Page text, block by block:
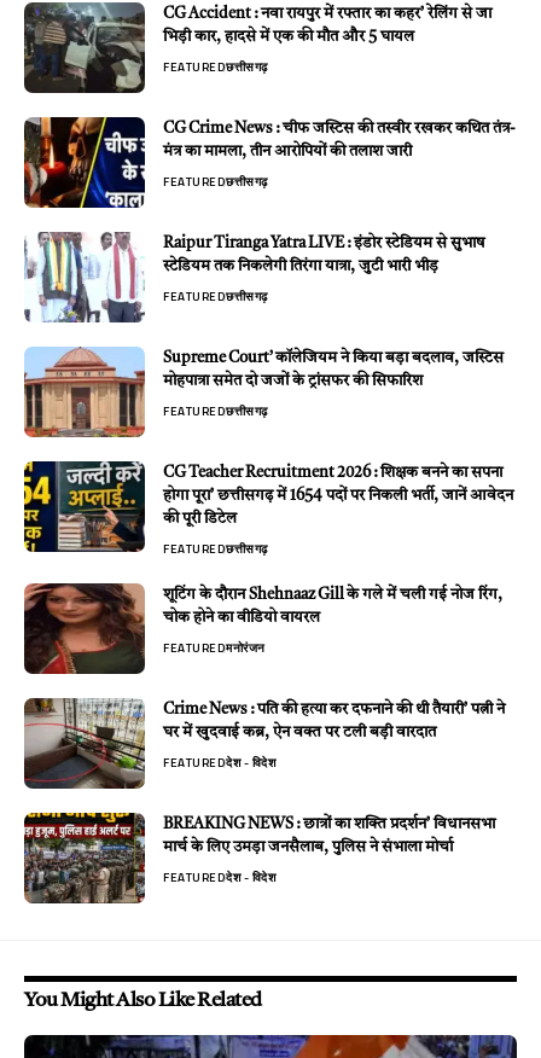
CG Accident : नवा रायपुर में रफ्तार का कहर’ रेलिंग से जा
भिड़ी कार, हादसे में एक की मौत और 5 घायल
FEATUREDछत्तीसगढ़
CG Crime News : चीफ जस्टिस की तस्वीर रखकर कथित तंत्र-
मंत्र का मामला, तीन आरोपियों की तलाश जारी
FEATUREDछत्तीसगढ़
Raipur Tiranga Yatra LIVE : इंडोर स्टेडियम से सुभाष
स्टेडियम तक निकलेगी तिरंगा यात्रा, जुटी भारी भीड़
FEATUREDछत्तीसगढ़
Supreme Court’ कॉलेजियम ने किया बड़ा बदलाव, जस्टिस
मोहपात्रा समेत दो जजों के ट्रांसफर की सिफारिश
FEATUREDछत्तीसगढ़
CG Teacher Recruitment 2026 : शिक्षक बनने का सपना
होगा पूरा’ छत्तीसगढ़ में 1654 पदों पर निकली भर्ती, जानें आवेदन
की पूरी डिटेल
FEATUREDछत्तीसगढ़
शूटिंग के दौरान Shehnaaz Gill के गले में चली गई नोज रिंग,
चोक होने का वीडियो वायरल
FEATUREDमनोरंजन
Crime News : पति की हत्या कर दफनाने की थी तैयारी’ पत्नी ने
घर में खुदवाई कब्र, ऐन वक्त पर टली बड़ी वारदात
FEATUREDदेश - विदेश
BREAKING NEWS : छात्रों का शक्ति प्रदर्शन’ विधानसभा
मार्च के लिए उमड़ा जनसैलाब, पुलिस ने संभाला मोर्चा
FEATUREDदेश - विदेश
You Might Also Like Related